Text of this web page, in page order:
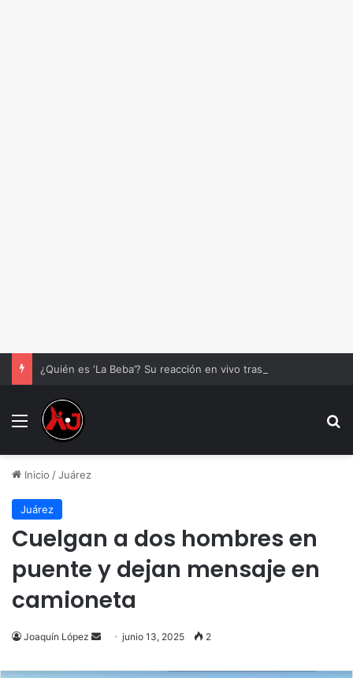
Menu
Inicio /Juárez
Juárez
Cuelgan a dos hombres en
puente y dejan mensaje en
camioneta
Joaquín López
Send
email
junio 13, 2025 2